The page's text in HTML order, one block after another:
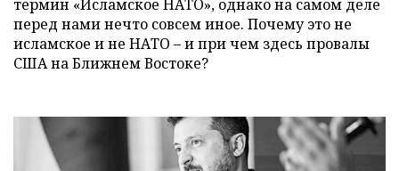
термин «Исламское НАТО», однако на самом деле
перед нами нечто совсем иное. Почему это не
исламское и не НАТО – и при чем здесь провалы
США на Ближнем Востоке?